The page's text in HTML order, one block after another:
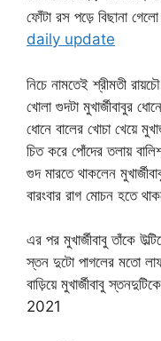
ফোঁটা রস পড়ে বিছানা
daily update
নিচে নামতেই শ্রীমতী
খোলা গুদটা মুখার্জীবাবুর
ধোনে বালের খোচা খেয়ে
চিত করে পোঁদের তলায়
গুদ মারতে থাকলেন
বারংবার রাগ মোচন হতে
এর পর মুখার্জীবাবু তাঁকে
স্তন দুটো পাগলের মতো
বাড়িয়ে মুখার্জীবাবু
2021